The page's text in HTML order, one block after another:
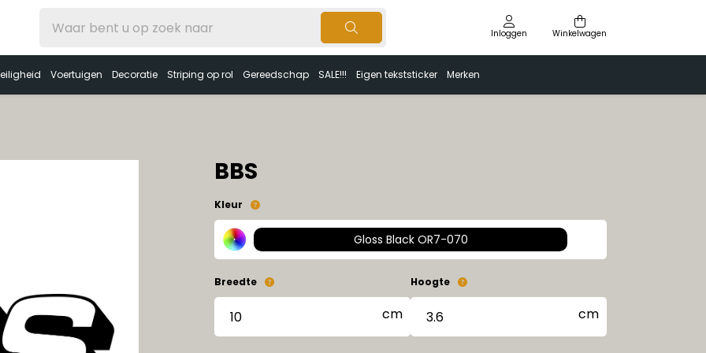
Inloggen Winkelwagen
Voertuigen Decoratie Striping op rol Gereedschap SALE!!! Eigen tekststicker Merken
BBS
Kleur
Gloss Black OR7-070
Breedte Hoogte